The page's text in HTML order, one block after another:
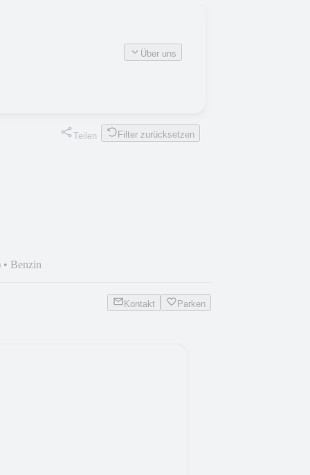
Über uns
Teilen Filter zurücksetzen
• Benzin
Kontakt Parken